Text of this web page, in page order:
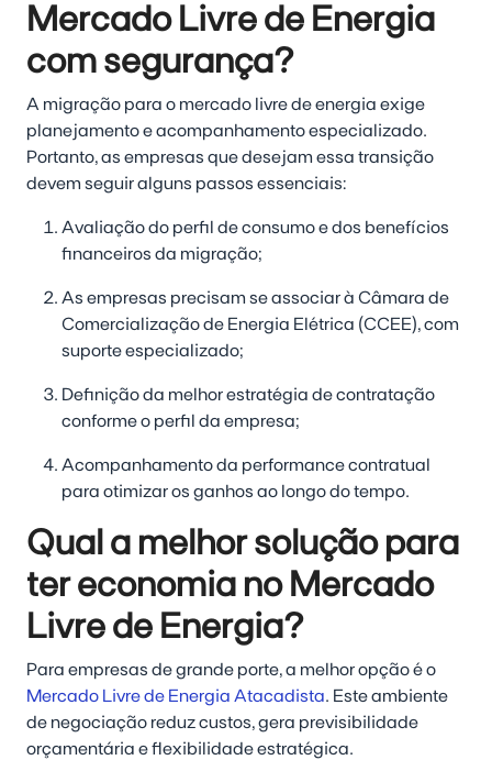
Mercado Livre de Energia
com segurança?
A migração para o mercado livre de energia exige
planejamento e acompanhamento especializado.
Portanto, as empresas que desejam essa transição
devem seguir alguns passos essenciais:
Avaliação do perfil de consumo e dos benefícios
financeiros da migração;
As empresas precisam se associar à Câmara de
Comercialização de Energia Elétrica (CCEE), com
suporte especializado;
Definição da melhor estratégia de contratação
conforme o perfil da empresa;
Acompanhamento da performance contratual
para otimizar os ganhos ao longo do tempo.
Qual a melhor solução para
ter economia no Mercado
Livre de Energia?
Para empresas de grande porte, a melhor opção é o
Mercado Livre de Energia Atacadista. Este ambiente
de negociação reduz custos, gera previsibilidade
orçamentária e flexibilidade estratégica.